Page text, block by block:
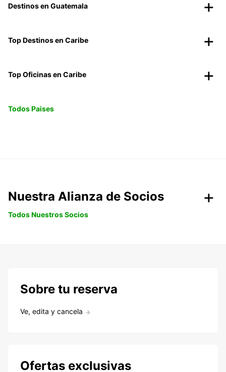
Destinos en Guatemala
Top Destinos en Caribe
Top Oficinas en Caribe
Todos Paises
Nuestra Alianza de Socios
Todos Nuestros Socios
Sobre tu reserva
Ve, edita y cancela
Ofertas exclusivas